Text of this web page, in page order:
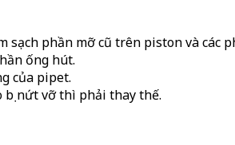
phần mỡ cũ trên piston và các
ống hút.
của pipet.
nứt vỡ thì phải thay thế.